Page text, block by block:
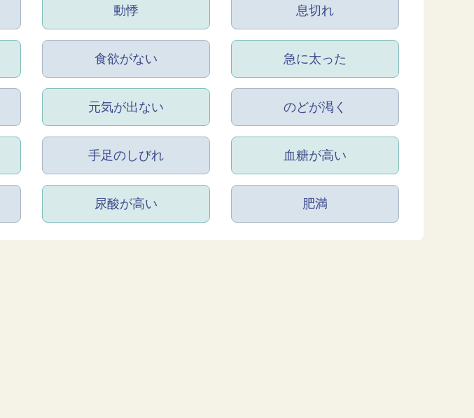
動悸 息切れ
食欲がない 急に太った
元気が出ない のどが渇く
手足のしびれ 血糖が高い
尿酸が高い 肥満